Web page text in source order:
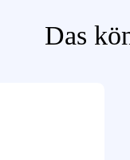
Das